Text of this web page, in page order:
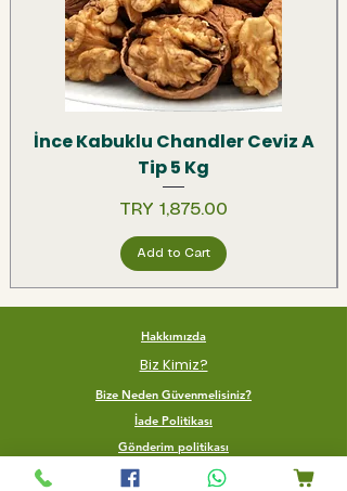
İnce Kabuklu Chandler Ceviz A
Tip 5 Kg
Price
TRY 1,875.00
Add to Cart
Hakkımızda
Biz Kimiz?
Bize Neden Güvenmelisiniz?
İade Politikası
Gönderim politikası